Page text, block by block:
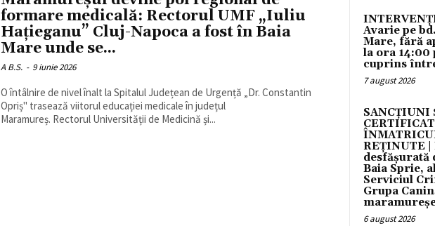
formare medicală: Rectorul UMF „Iuliu
Hațieganu” Cluj-Napoca a fost în Baia
Mare unde se...
A B.S. - 9 iunie 2026
O întâlnire de nivel înalt la Spitalul Județean de Urgență „Dr. Constantin
Opriș" trasează viitorul educației medicale în județul
Maramureș. Rectorul Universității de Medicină și...
Avarie pe
Mare, fără
la ora 14:00
cuprins
7 august 2026
SANCȚIUNI
REȚINUTE |
desfășurată
Baia Sprie,
Serviciul
Grupa
6 august 2026